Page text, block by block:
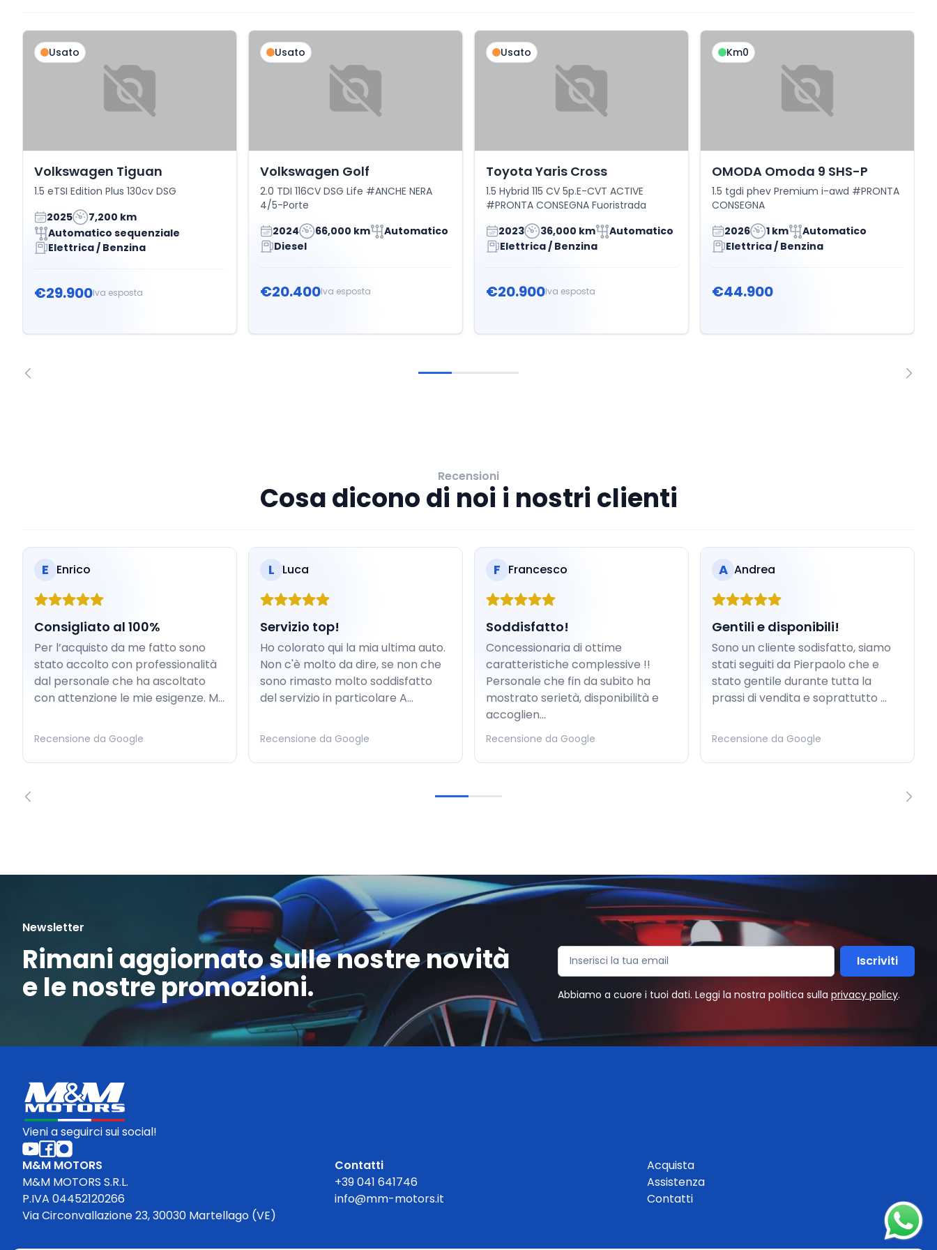
Usato
Volkswagen Tiguan
1.5 eTSI Edition Plus 130cv DSG
2025
7,200 km
Automatico sequenziale
Elettrica / Benzina
€29.900Iva esposta
Usato
Volkswagen Golf
2.0 TDI 116CV DSG Life #ANCHE NERA
4/5-Porte
2024
66,000 km
Automatico
Diesel
€20.400Iva esposta
Usato
Toyota Yaris Cross
1.5 Hybrid 115 CV 5p.E-CVT ACTIVE
#PRONTA CONSEGNA Fuoristrada
2023
36,000 km
Automatico
Elettrica / Benzina
€20.900Iva esposta
Km0
OMODA Omoda 9 SHS-P
1.5 tgdi phev Premium i-awd #PRONTA
CONSEGNA
2026
1 km
Automatico
Elettrica / Benzina
€44.900
Recensioni
Cosa dicono di noi i nostri clienti
E Enrico
Consigliato al 100%
Per l’acquisto da me fatto sono
stato accolto con professionalità
dal personale che ha ascoltato
con attenzione le mie esigenze. M...
Recensione da Google
L Luca
Servizio top!
Ho colorato qui la mia ultima auto.
Non c'è molto da dire, se non che
sono rimasto molto soddisfatto
del servizio in particolare A...
Recensione da Google
F Francesco
Soddisfatto!
Concessionaria di ottime
caratteristiche complessive !!
Personale che fin da subito ha
mostrato serietà, disponibilità e
accoglien...
Recensione da Google
A Andrea
Gentili e disponibili!
Sono un cliente sodisfatto, siamo
stati seguiti da Pierpaolo che e
stato gentile durante tutta la
prassi di vendita e soprattutto ...
Recensione da Google
Newsletter
Rimani aggiornato sulle nostre novità
e le nostre promozioni.
Iscriviti
Abbiamo a cuore i tuoi dati. Leggi la nostra politica sulla privacy policy.
Vieni a seguirci sui social!
M&M MOTORS
M&M MOTORS S.R.L.
P.IVA 04452120266
Via Circonvallazione 23, 30030 Martellago (VE)
Contatti
+39 041 641746
info@mm-motors.it
Acquista
Assistenza
Contatti